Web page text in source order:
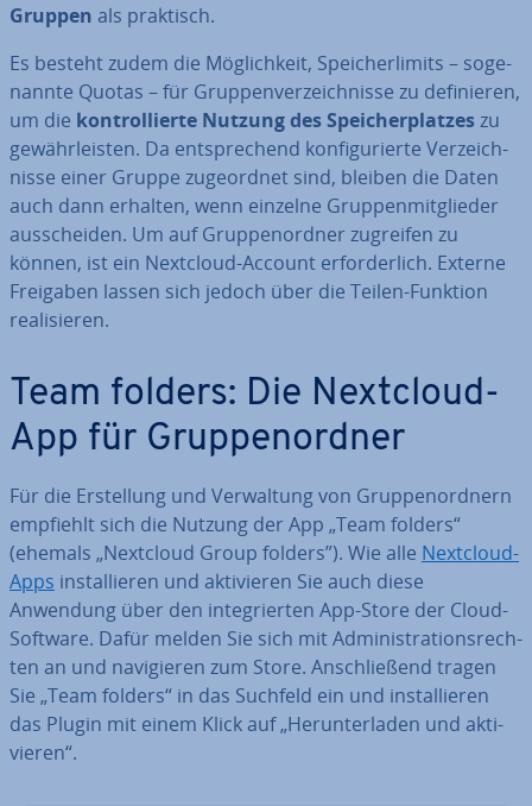
Gruppen als praktisch.
Es besteht zudem die Mög­lich­keit, Spei­cher­li­mits – so­ge­
nann­te Quotas – für Grup­pen­ver­zeich­nis­se zu de­fi­nie­ren,
um die kon­trol­lier­te Nutzung des Spei­cher­plat­zeszu
ge­währ­leis­ten. Da ent­spre­chend kon­fi­gu­rier­te Ver­zeich­
nis­se einer Gruppe zu­ge­ord­net sind, bleiben die Daten
auch dann erhalten, wenn einzelne Grup­pen­mit­glie­der
aus­schei­den. Um auf Grup­pen­ord­ner zugreifen zu
können, ist ein Nextcloud-Account er­for­der­lich. Externe
Freigaben lassen sich jedoch über die Teilen-Funktion
rea­li­sie­ren.
Team folders: Die Nextcloud-
App für Grup­pen­ord­ner
Für die Er­stel­lung und Ver­wal­tung von Grup­pen­ord­nern
empfiehlt sich die Nutzung der App „Team folders“
(ehemals „Nextcloud Group folders”). Wie alle Nextcloud-
Apps in­stal­lie­ren und ak­ti­vie­ren Sie auch diese
Anwendung über den in­te­grier­ten App-Store der Cloud-
Software. Dafür melden Sie sich mit Ad­mi­nis­tra­ti­ons­rech­
ten an und na­vi­gie­ren zum Store. An­schlie­ßend tragen
Sie „Team folders“ in das Suchfeld ein und in­stal­lie­ren
das Plugin mit einem Klick auf „Her­un­ter­la­den und ak­ti­
vie­ren“.